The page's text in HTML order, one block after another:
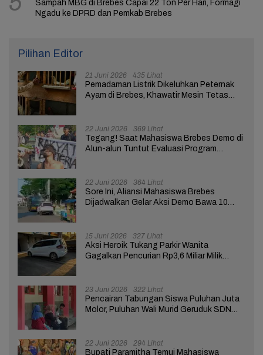
Sampah MBG di Brebes Capai 22 Ton Per Hari, Formagi
Ngadu ke DPRD dan Pemkab Brebes
Pilihan Editor
21 Juni 2026 435 Lihat
Pemadaman Listrik Dikeluhkan Peternak
Ayam di Brebes, Khawatir Mesin Tetas
22 Juni 2026 369 Lihat
Tegang! Saat Mahasiswa Brebes Demo di
Alun-alun Tuntut Evaluasi Program
22 Juni 2026 364 Lihat
Sore Ini, Aliansi Mahasiswa Brebes
Dijadwalkan Gelar Aksi Demo Bawa 10
15 Juni 2026 327 Lihat
Aksi Heroik Tukang Parkir Wanita
Gagalkan Pencurian Rp3,6 Miliar Milik
23 Juni 2026 322 Lihat
Pencairan Tabungan Siswa Puluhan Juta
Molor, Puluhan Wali Murid Geruduk SDN
22 Juni 2026 294 Lihat
Bupati Paramitha Temui Mahasiswa